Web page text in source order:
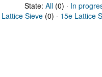
State: All(0) · In
Sieve (0) · 15e Lattice